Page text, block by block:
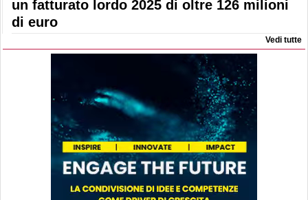
un fatturato lordo 2025 di oltre 126 milioni
di euro
Vedi tutte